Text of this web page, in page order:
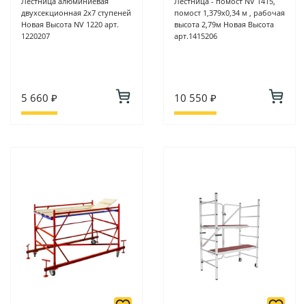
двухсекционная 2х7 ступеней
Новая Высота NV 1220 арт.
1220207
5 660 ₽
помост 1,379х0,34 м , рабочая
высота 2,79м Новая Высота
арт.1415206
10 550 ₽